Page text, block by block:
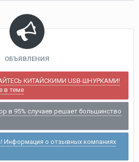
ОБЪЯВЛЕНИЯ
КИТАЙСКИМИ USB-ШНУРКАМИ!
в теме
в 95% случаев решает большинство
Информация о отзывных компаниях